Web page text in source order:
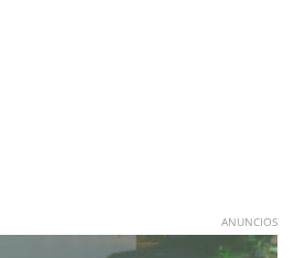
ANUNCIOS